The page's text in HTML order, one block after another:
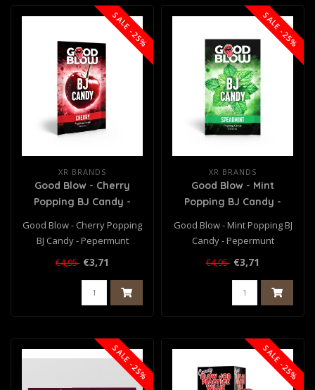
SALE -25%
XR BRANDS
Good Blow - Cherry
Popping BJ Candy -
Good Blow - Cherry Popping
BJ Candy - Pepermunt
€4,95 €3,71
SALE -25%
XR BRANDS
Good Blow - Mint
Popping BJ Candy -
Good Blow - Mint Popping BJ
Candy - Pepermunt
€4,95 €3,71
SALE -25% SALE -25%